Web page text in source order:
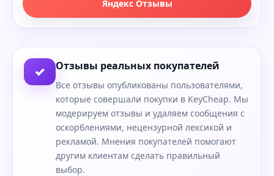
Яндекс Отзывы
✓ Отзывы реальных покупателей
Все отзывы опубликованы пользователями,
которые совершали покупки в KeyCheap. Мы
модерируем отзывы и удаляем сообщения с
оскорблениями, нецензурной лексикой и
рекламой. Мнения покупателей помогают
другим клиентам сделать правильный
выбор.